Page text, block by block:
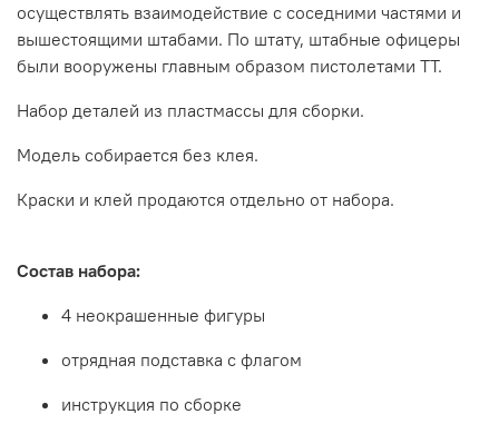
осуществлять взаимодействие с соседними частями и
вышестоящими штабами. По штату, штабные офицеры
были вооружены главным образом пистолетами ТТ.
Набор деталей из пластмассы для сборки.
Модель собирается без клея.
Краски и клей продаются отдельно от набора.
Состав набора:
4 неокрашенные фигуры
отрядная подставка с флагом
инструкция по сборке